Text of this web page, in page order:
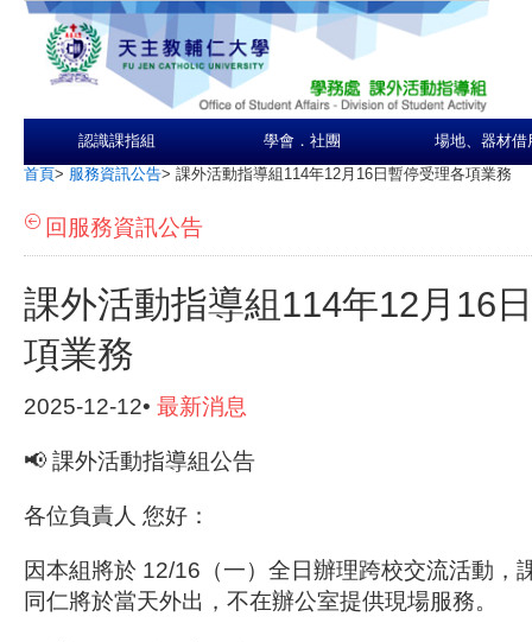
認識課指組 學會．社團 場地、器材借
首頁> 服務資訊公告> 課外活動指導組114年12月16日暫停受理各項業務
回服務資訊公告
課外活動指導組114年12月16
項業務
2025-12-12• 最新消息
📢課外活動指導組公告
各位負責人 您好：
因本組將於 12/16（一）全日辦理跨校交流活動 ，
同仁將於當天外出，不在辦公室提供現場服務。